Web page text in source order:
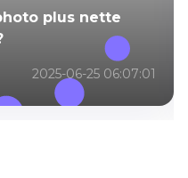
plus nette
2025-06-25 06:07:01